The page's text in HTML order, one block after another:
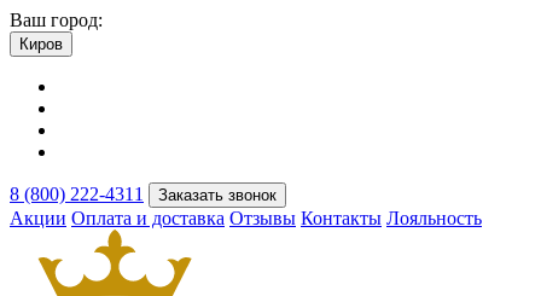
Ваш город:
Киров
8 (800) 222-4311 Заказать звонок
Акции Оплата и доставка Отзывы Контакты Лояльность